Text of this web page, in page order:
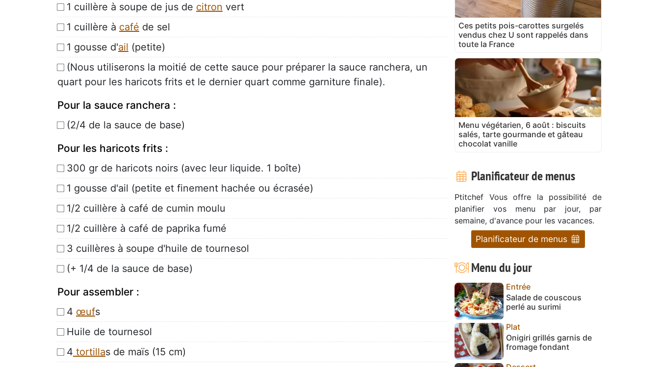
1 cuillère à soupe de jus de citron vert
1 cuillère à café de sel
1 gousse d'ail (petite)
(Nous utiliserons la moitié de cette sauce pour préparer la sauce ranchera, un
quart pour les haricots frits et le dernier quart comme garniture finale).
Pour la sauce ranchera :
(2/4 de la sauce de base)
Pour les haricots frits :
300 gr de haricots noirs (avec leur liquide. 1 boîte)
1 gousse d'ail (petite et finement hachée ou écrasée)
1/2 cuillère à café de cumin moulu
1/2 cuillère à café de paprika fumé
3 cuillères à soupe d'huile de tournesol
(+ 1/4 de la sauce de base)
Pour assembler :
4 œufs
Huile de tournesol
4 tortillas de maïs (15 cm)
Ces petits pois-carottes surgelés
vendus chez U sont rappelés dans
toute la France
Menu végétarien, 6 août : biscuits
salés, tarte gourmande et gâteau
chocolat vanille
Planificateur de menus
Ptitchef Vous offre la possibilité de
planifier vos menu par jour, par
semaine, d'avance pour les vacances.
Planificateur de menus
Menu du jour
Entrée
Salade de couscous
perlé au surimi
Plat
Onigiri grillés garnis de
fromage fondant